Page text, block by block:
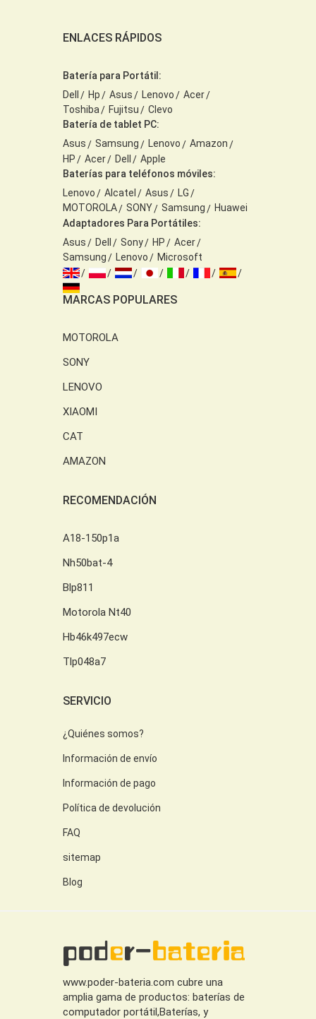
ENLACES RÁPIDOS
Batería para Portátil:
Dell
Hp Asus Lenovo
Acer
Toshiba
Fujitsu
Clevo
Batería de tablet PC:
Asus
Samsung Lenovo
Amazon
HP
Acer Dell
Apple
Baterías para teléfonos móviles:
Lenovo
Alcatel Asus
LG
MOTOROLA
SONY Samsung
Huawei
Adaptadores Para Portátiles:
Asus
Dell Sony HP
Acer
Samsung
Lenovo Microsoft
MARCAS POPULARES
MOTOROLA
SONY
LENOVO
XIAOMI
CAT
AMAZON
RECOMENDACIÓN
A18-150p1a
Nh50bat-4
Blp811
Motorola Nt40
Hb46k497ecw
Tlp048a7
SERVICIO
¿Quiénes somos?
Información de envío
Información de pago
Política de devolución
FAQ
sitemap
Blog
www.poder-bateria.com cubre una
amplia gama de productos: baterías de
computador portátil,Baterías, y